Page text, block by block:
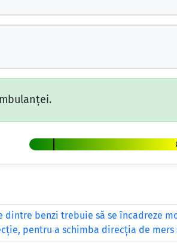
dintre benzi trebuie să se încadreze
pentru a schimba direcţia de